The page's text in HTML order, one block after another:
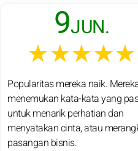
9JUN.
★★★★★
Popularitas mereka naik.
menemukan kata-kata yang
untuk menarik perhatian dan
menyatakan cinta, atau
pasangan bisnis.